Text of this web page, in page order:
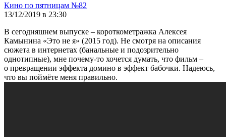
Кино по пятницам №82
13/12/2019 в 23:30
В сегодняшнем выпуске – короткометражка Алексея
Камынина «Это не я» (2015 год). Не смотря на описания
сюжета в интернетах (банальные и подозрительно
однотипные), мне почему-то хочется думать, что фильм –
о превращении эффекта домино в эффект бабочки. Надеюсь,
что вы поймёте меня правильно.